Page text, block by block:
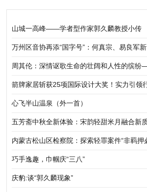
山城一高峰——学者型作家郭久麟教授小传
万州区音协再添“国字号”：何真宗、易良军
会会员
周其伦：深情讴歌生命的壮阔和人性的缤
《向死而生》带给我们的思考
箭牌家居斩获25项国际设计大奖！实力引领
心飞半山温泉（外一首）
五芳斋中秋全新体验：宋韵轻甜米月融合新
引领节令新消费
内蒙古松山区检察院：探索轻罪案件“非羁
服务”办案模式
巧手逸趣，巾帼庆“三八”
庆豹:谈“郭久麟现象”